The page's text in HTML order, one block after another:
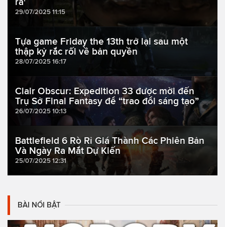
29/07/2025 11:15
Tựa game Friday the 13th trở lại sau một
thập kỷ rắc rối về bản quyền
28/07/2025 16:17
Clair Obscur: Expedition 33 được mời đến
Trụ Sở Final Fantasy để “trao đổi sáng tạo”
26/07/2025 10:13
Battlefield 6 Rò Rỉ Giá Thành Các Phiên Bản
Và Ngày Ra Mắt Dự Kiến
25/07/2025 12:31
BÀI NỔI BẬT